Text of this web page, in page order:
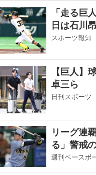
「走る巨
日は石川
スポーツ報
【巨人】
卓三ら
日刊スポー
リーグ連
る」警戒
週刊ベースボ